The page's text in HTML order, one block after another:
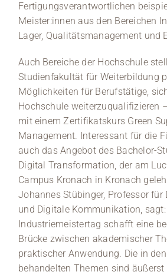
Fertigungsverantwortlichen
Meister:innen aus den Bereichen
Lager, Qualitätsmanagement und
Auch Bereiche der Hochschule
Studienfakultät für Weiterbildung
Möglichkeiten für Berufstätige,
Hochschule weiterzuqualifizieren
mit einem Zertifikatskurs Green
Management. Interessant für die
auch das Angebot des Bachelor-
Digital Transformation, der am
Campus Kronach in Kronach
Johannes Stübinger, Professor für
und Digitale Kommunikation, sagt:
Industriemeistertag schafft eine
Brücke zwischen akademischer
praktischer Anwendung. Die in
behandelten Themen sind